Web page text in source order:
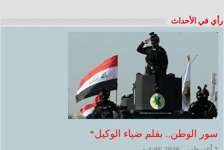
رأي في الأحداث
سور الوطن.. بقلم ضياء الوكيل*